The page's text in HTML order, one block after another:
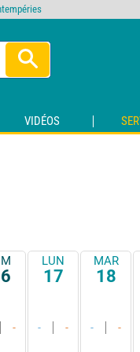
VIDÉOS
-
LUN
17
- -
MAR
18
- -